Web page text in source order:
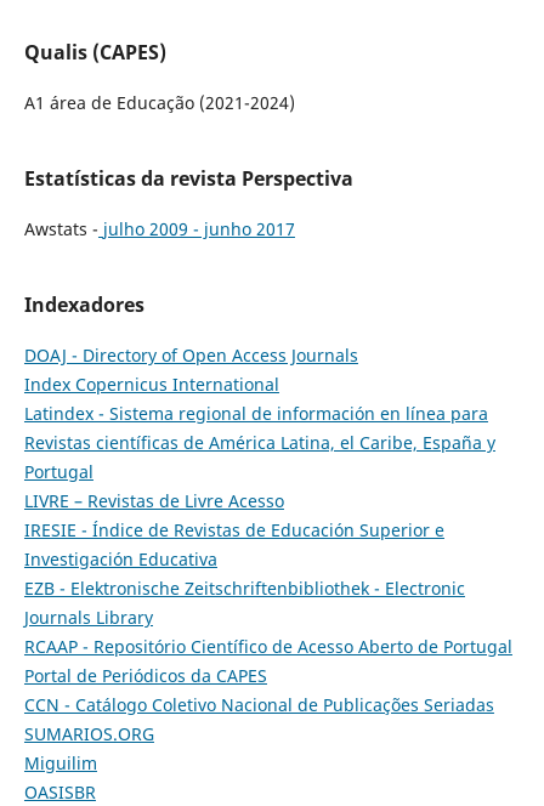
Qualis (CAPES)
A1 área de Educação (2021-2024)
Estatísticas da revista Perspectiva
Awstats - julho 2009 - junho 2017
Indexadores
DOAJ - Directory of Open Access Journals
Index Copernicus International
Latindex - Sistema regional de información en línea para
Revistas científicas de América Latina, el Caribe, España y
Portugal
LIVRE – Revistas de Livre Acesso
IRESIE - Índice de Revistas de Educación Superior e
Investigación Educativa
EZB - Elektronische Zeitschriftenbibliothek - Electronic
Journals Library
RCAAP - Repositório Científico de Acesso Aberto de Portugal
Portal de Periódicos da CAPES
CCN - Catálogo Coletivo Nacional de Publicações Seriadas
SUMARIOS.ORG
Miguilim
OASISBR